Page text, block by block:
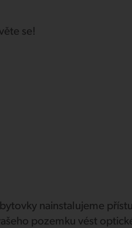
se!
nainstalujeme
pozemku vést